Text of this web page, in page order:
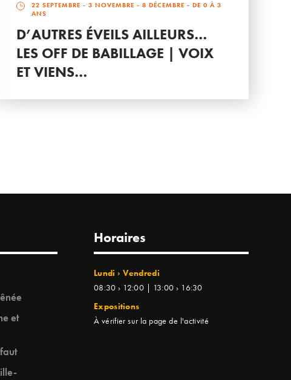
22 SEPTEMBRE -3 NOVEMBRE -8 DÉCEMBRE - DE 0 À 3
ANS
D’AUTRES ÉVEILS AILLEURS…
LES OFF DE BABILLAGE | VOIX
ET VIENS…
et
Horaires
Lundi › Vendredi
08:30 › 12:00 | 13:00 › 16:30
Expositions
À vérifier sur la page de l'activité